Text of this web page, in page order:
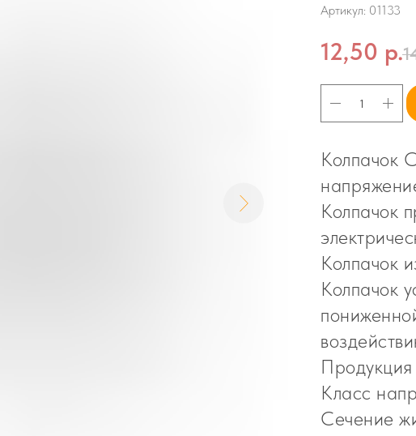
Артикул: 01133
12,50 р.
Колпачок
Колпачок
Колпачок
Колпачок
Продукция
Класс
Сечение